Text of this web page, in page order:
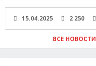
15.04.2025 2 250
ВСЕ